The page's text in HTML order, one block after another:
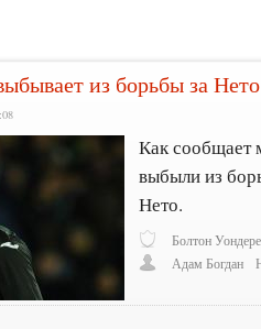
из борьбы за Нето
Как сообщает
выбыли из
Нето.
Болтон
Адам Богдан